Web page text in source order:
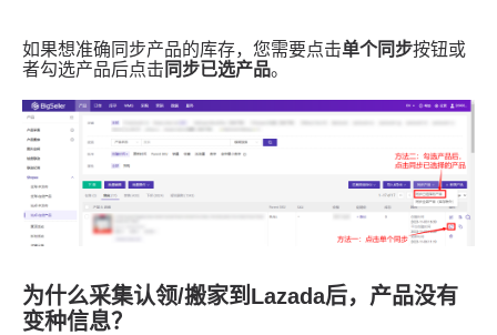
为什么采集认领/搬家到Lazada后，产品没有
变种信息？